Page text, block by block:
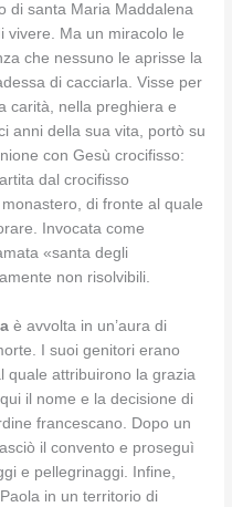
di santa Maria Maddalena
vivere. Ma un miracolo le
che nessuno le aprisse la
di cacciarla. Visse per
carità, nella preghiera e
anni della sua vita, portò su
con Gesù crocifisso:
dal crocifisso
di fronte al quale
Invocata come
«santa degli
non risolvibili.
è avvolta in un’aura di
I suoi genitori erano
quale attribuirono la grazia
il nome e la decisione di
francescano. Dopo un
il convento e proseguì
e pellegrinaggi. Infine,
in un territorio di